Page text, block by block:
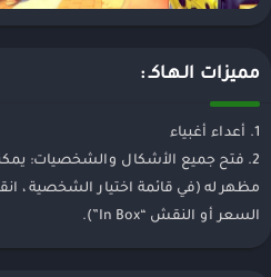
مميزات الـهـاكـ :
1. أعداء أغبياء
2. فتح جميع الأشكال والشخصيات:
مظهر له (في قائمة اختيار الشخصية ،
السعر أو النقش “In Box”).